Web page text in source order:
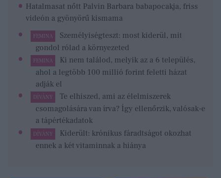
Hatalmasat nőtt Palvin Barbara babapocakja, friss
videón a gyönyörű kismama
FEMINA
Személyiségteszt: most kiderül, mit
gondol rólad a környezeted
FEMINA
Ki nem találod, melyik az a 6 település,
ahol a legtöbb 100 millió forint feletti házat
adják el
DÍVÁNY
Te elhiszed, ami az élelmiszerek
csomagolására van írva? Így ellenőrzik, valósak-e
a tápértékadatok
DÍVÁNY
Kiderült: krónikus fáradtságot okozhat
ennek a két vitaminnak a hiánya